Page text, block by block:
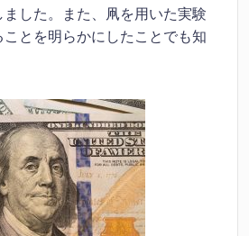
した。また、凧を用いた実験
とを明らかにしたことでも知